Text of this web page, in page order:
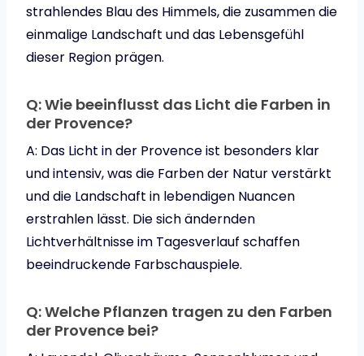
strahlendes Blau des Himmels, die zusammen die
einmalige Landschaft und das Lebensgefühl
dieser Region prägen.
Q: Wie beeinflusst das Licht die Farben in
der Provence?
A: Das Licht in der Provence ist besonders klar
und intensiv, was die Farben der Natur verstärkt
und die Landschaft in lebendigen Nuancen
erstrahlen lässt. Die sich ändernden
Lichtverhältnisse im Tagesverlauf schaffen
beeindruckende Farbschauspiele.
Q: Welche Pflanzen tragen zu den Farben
der Provence bei?